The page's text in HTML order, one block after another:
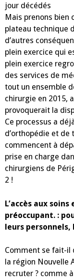
jour décédés
Mais prenons bien
plateau technique
d’autres
plein exercice qui
plein exercice
des services de
tout un ensemble
chirurgie en 2015,
provoquerait la
Ce processus a
d’orthopédie et
commencent à
prise en charge
chirurgiens de
2 !
L’accès aux
préoccupant. :
leurs
Comment se fait-il
la région Nouvelle
recruter ? comme